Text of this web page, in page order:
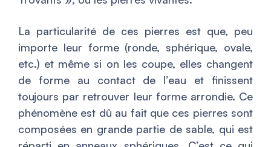
La particularité de ces pierres est que, peu
importe leur forme (ronde, sphérique, ovale,
etc.) et même si on les coupe, elles changent
de forme au contact de l’eau et finissent
toujours par retrouver leur forme arrondie. Ce
phénomène est dû au fait que ces pierres sont
composées en grande partie de sable, qui est